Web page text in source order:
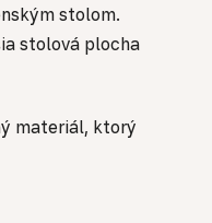
stolom.
stolová plocha
materiál, ktorý